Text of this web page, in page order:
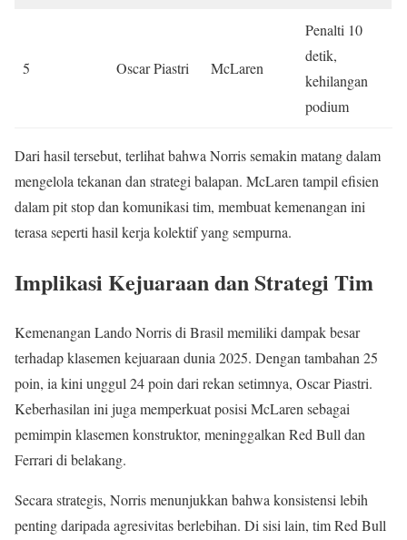
5 Oscar Piastri McLaren
Penalti 10
detik,
kehilangan
podium
Dari hasil tersebut, terlihat bahwa Norris semakin matang dalam
mengelola tekanan dan strategi balapan. McLaren tampil efisien
dalam pit stop dan komunikasi tim, membuat kemenangan ini
terasa seperti hasil kerja kolektif yang sempurna.
Implikasi Kejuaraan dan Strategi Tim
Kemenangan Lando Norris di Brasil memiliki dampak besar
terhadap klasemen kejuaraan dunia 2025. Dengan tambahan 25
poin, ia kini unggul 24 poin dari rekan setimnya, Oscar Piastri.
Keberhasilan ini juga memperkuat posisi McLaren sebagai
pemimpin klasemen konstruktor, meninggalkan Red Bull dan
Ferrari di belakang.
Secara strategis, Norris menunjukkan bahwa konsistensi lebih
penting daripada agresivitas berlebihan. Di sisi lain, tim Red Bull